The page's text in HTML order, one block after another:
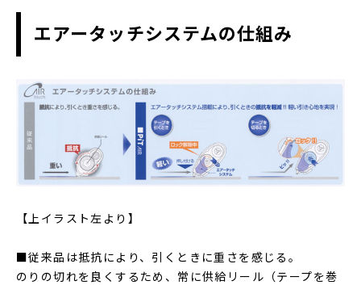
エアータッチシステムの仕組み
【上イラスト左より】
■従来品は抵抗により、引くときに重さを感じる。
のりの切れを良くするため、常に供給リール（テープを巻